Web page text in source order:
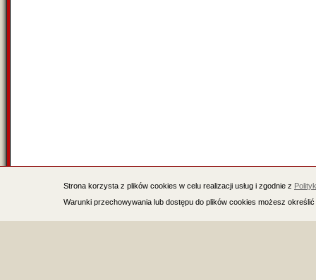
Strona korzysta z plików cookies w celu realizacji usług i zgodnie z
Warunki przechowywania lub dostępu do plików cookies możesz